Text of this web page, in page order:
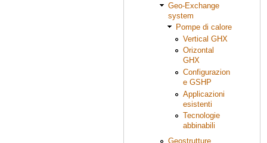
Geo-Exchange
system
Pompe di calore
Vertical GHX
Orizontal
GHX
Configurazion
e GSHP
Applicazioni
esistenti
Tecnologie
abbinabili
Geostrutture